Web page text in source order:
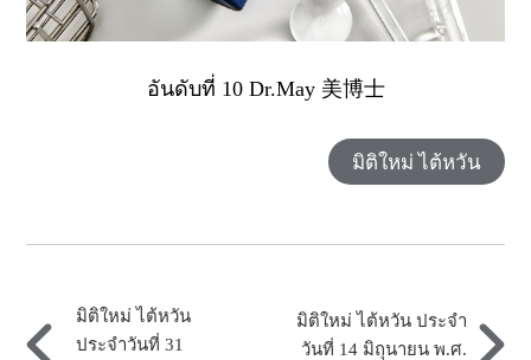
อันดับที่ 10 Dr.May 美博士
มิติใหม่ ไต้หวัน
มิติใหม่ ไต้หวัน
ประจำวันที่ 31
มิติใหม่ ไต้หวัน ประจำ
วันที่ 14 มิถุนายน พ.ศ.